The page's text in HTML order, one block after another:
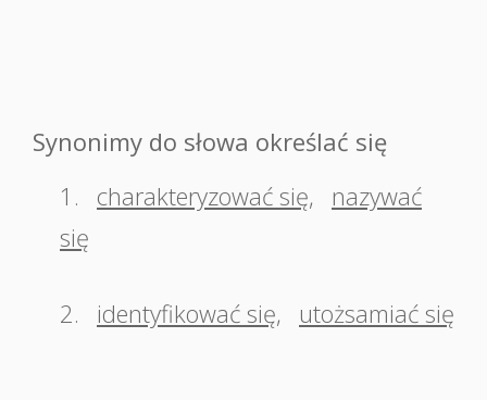
Synonimy do słowa określać się
1.
charakteryzować się,
nazywać
się
2. identyfikować się, utożsamiać się